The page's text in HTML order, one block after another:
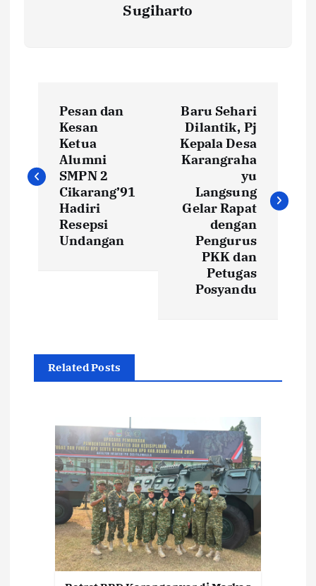
Sugiharto
v
p
Pesan dan
Kesan
Ketua
Alumni
SMPN 2
Cikarang’91
Hadiri
Resepsi
Undangan
Baru Sehari
Dilantik, Pj
Kepala Desa
Karangraha
yu
Langsung
Gelar Rapat
dengan
Pengurus
PKK dan
Petugas
Posyandu
Related Posts